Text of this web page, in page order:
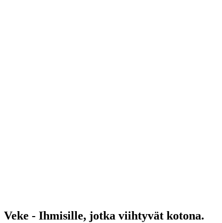
Veke - Ihmisille, jotka viihtyvät kotona.